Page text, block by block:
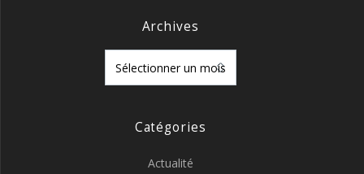
Archives
Catégories
Actualité